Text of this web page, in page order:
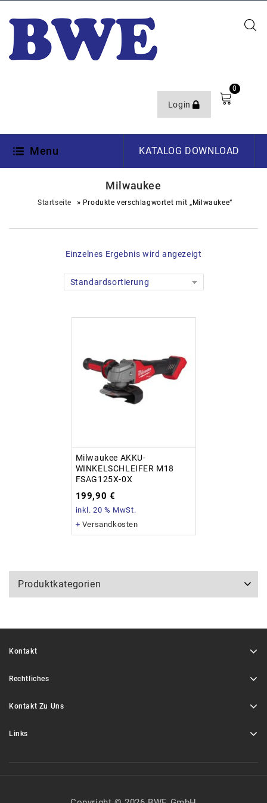
Login
0
Menu KATALOG DOWNLOAD
Milwaukee
Startseite » Produkte verschlagwortet mit „Milwaukee“
Einzelnes Ergebnis wird angezeigt
Standardsortierung
Milwaukee AKKU-
WINKELSCHLEIFER M18
FSAG125X-0X
199,90 €
inkl. 20 % MwSt.
+ Versandkosten
Produktkategorien
Kontakt
Rechtliches
Kontakt Zu Uns
Links